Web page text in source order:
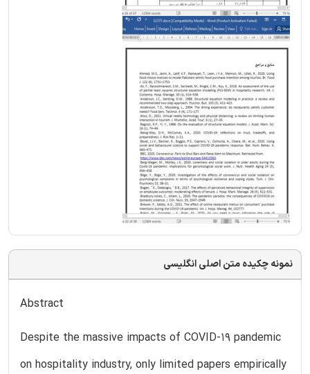
نمونه چکیده متن اصلی انگلیسی
Abstract
Despite the massive impacts of COVID-19 pandemic
on hospitality industry, only limited papers empirically